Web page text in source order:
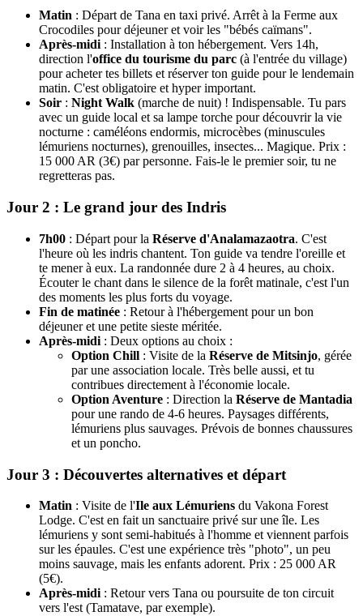
Matin : Départ de Tana en taxi privé. Arrêt à la Ferme aux
Crocodiles pour déjeuner et voir les "bébés caïmans".
Après-midi : Installation à ton hébergement. Vers 14h,
direction l'office du tourisme du parc (à l'entrée du village)
pour acheter tes billets et réserver ton guide pour le lendemain
matin. C'est obligatoire et hyper important.
Soir : Night Walk (marche de nuit) ! Indispensable. Tu pars
avec un guide local et sa lampe torche pour découvrir la vie
nocturne : caméléons endormis, microcèbes (minuscules
lémuriens nocturnes), grenouilles, insectes... Magique. Prix :
15 000 AR (3€) par personne. Fais-le le premier soir, tu ne
regretteras pas.
Jour 2 : Le grand jour des Indris
7h00 : Départ pour la Réserve d'Analamazaotra. C'est
l'heure où les indris chantent. Ton guide va tendre l'oreille et
te mener à eux. La randonnée dure 2 à 4 heures, au choix.
Écouter le chant dans le silence de la forêt matinale, c'est l'un
des moments les plus forts du voyage.
Fin de matinée : Retour à l'hébergement pour un bon
déjeuner et une petite sieste méritée.
Après-midi : Deux options au choix :
Option Chill : Visite de la Réserve de Mitsinjo, gérée
par une association locale. Très belle aussi, et tu
contribues directement à l'économie locale.
Option Aventure : Direction la Réserve de Mantadia
pour une rando de 4-6 heures. Paysages différents,
lémuriens plus sauvages. Prévois de bonnes chaussures
et un poncho.
Jour 3 : Découvertes alternatives et départ
Matin : Visite de l'Ile aux Lémuriens du Vakona Forest
Lodge. C'est en fait un sanctuaire privé sur une île. Les
lémuriens y sont semi-habitués à l'homme et viennent parfois
sur les épaules. C'est une expérience très "photo", un peu
moins sauvage, mais les enfants adorent. Prix : 25 000 AR
(5€).
Après-midi : Retour vers Tana ou poursuite de ton circuit
vers l'est (Tamatave, par exemple).